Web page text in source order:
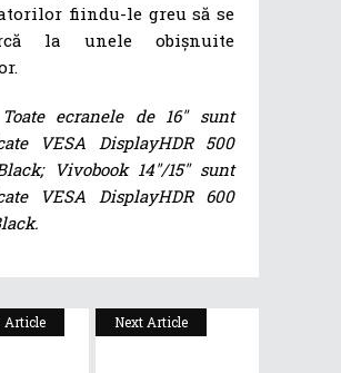
fiindu-le greu să se
la unele obișnuite
ecranele de 16″ sunt
VESA DisplayHDR 500
Vivobook 14″/15″ sunt
VESA DisplayHDR 600
Article Next Article